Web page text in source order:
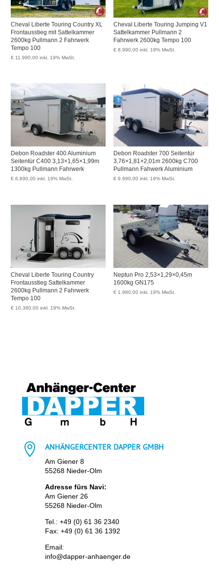
Cheval Liberte Touring Country XL
Frontausstieg mit Sattelkammer
2600kg Pullmann 2 Fahrwerk
Tempo 100
€ 11.990,00 inkl. 19% MwSt.
Cheval Liberte Touring Jumping V1
Sattelkammer Pullmann 2
Fahrwerk 2600kg Tempo 100
€ 8.990,00 inkl. 19% MwSt.
Debon Roadster 400 Aluminium
Seitentür C400 3,13×1,65×1,99m
1300kg Pullmann Fahrwerk
€ 6.890,00 inkl. 19% MwSt.
Debon Roadster 700 Seitentür
3,76×1,81×2,01m 2600kg C700
Pullmann Fahwerk Aluminium
€ 9.990,00 inkl. 19% MwSt.
Cheval Liberte Touring Country
Frontausstieg Sattelkammer
2600kg Pullmann 2 Fahrwerk
Tempo 100
€ 10.380,00 inkl. 19% MwSt.
Neptun Pro 2,53×1,29×0,45m
1600kg GN175
€ 1.980,00 inkl. 19% MwSt.
 ANHÄNGERCENTER DAPPER GMBH
Am Giener 8
55268 Nieder-Olm
Adresse fürs Navi:
Am Giener 26
55268 Nieder-Olm
Tel.: +49 (0) 61 36 2340
Fax: +49 (0) 61 36 1392
Email:
info@dapper-anhaenger.de